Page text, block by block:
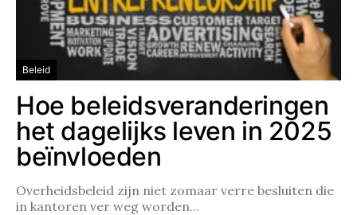
Beleid
Hoe beleidsveranderingen
het dagelijks leven in 2025
beïnvloeden
Overheidsbeleid zijn niet zomaar verre besluiten die
in kantoren ver weg worden…